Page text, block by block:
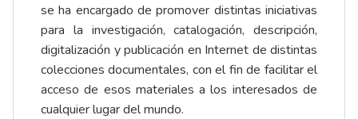
se ha encargado de promover distintas iniciativas
para la investigación, catalogación, descripción,
digitalización y publicación en Internet de distintas
colecciones documentales, con el fin de facilitar el
acceso de esos materiales a los interesados de
cualquier lugar del mundo.